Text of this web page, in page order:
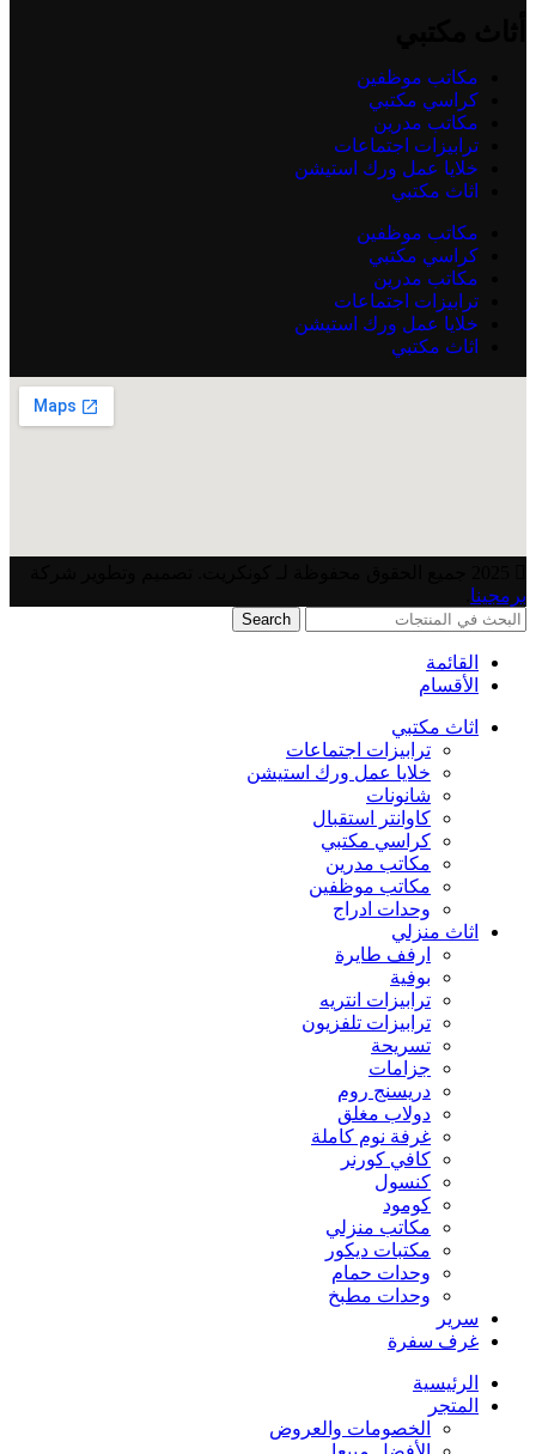
مكاتب موظفين
كراسي مكتبي
مكاتب مدرين
ترابيزات اجتماعات
خلايا عمل ورك استيشن
اثاث مكتبي
مكاتب موظفين
كراسي مكتبي
مكاتب مدرين
ترابيزات اجتماعات
خلايا عمل ورك استيشن
اثاث مكتبي
برمجينا
Search
القائمة
الأقسام
اثاث مكتبي
ترابيزات اجتماعات
خلايا عمل ورك استيشن
شانونات
كاوانتر استقبال
كراسي مكتبي
مكاتب مدرين
مكاتب موظفين
وحدات ادراج
اثاث منزلي
ارفف طايرة
بوفية
ترابيزات انتريه
ترابيزات تلفزيون
تسريحة
جزامات
دريسنج روم
دولاب مغلق
غرفة نوم كاملة
كافي كورنر
كنسول
كومود
مكاتب منزلي
مكتبات ديكور
وحدات حمام
وحدات مطبخ
سرير
غرف سفرة
الرئيسية
المتجر
الخصومات والعروض